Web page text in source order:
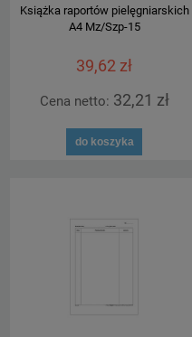
Książka raportów pielęgniarskich
A4 Mz/Szp-15
39,62 zł
Cena netto: 32,21 zł
do koszyka